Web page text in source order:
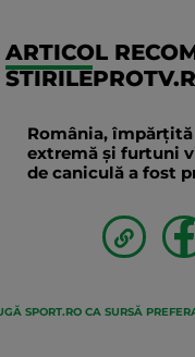
ARTICOL
România,
extremă și furtuni
de caniculă a fost
SPORT.RO CA SURSĂ